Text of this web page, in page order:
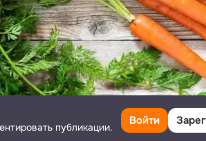
публикации.
Войти